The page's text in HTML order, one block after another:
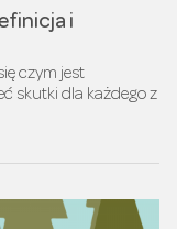
i
czym jest
skutki dla każdego z